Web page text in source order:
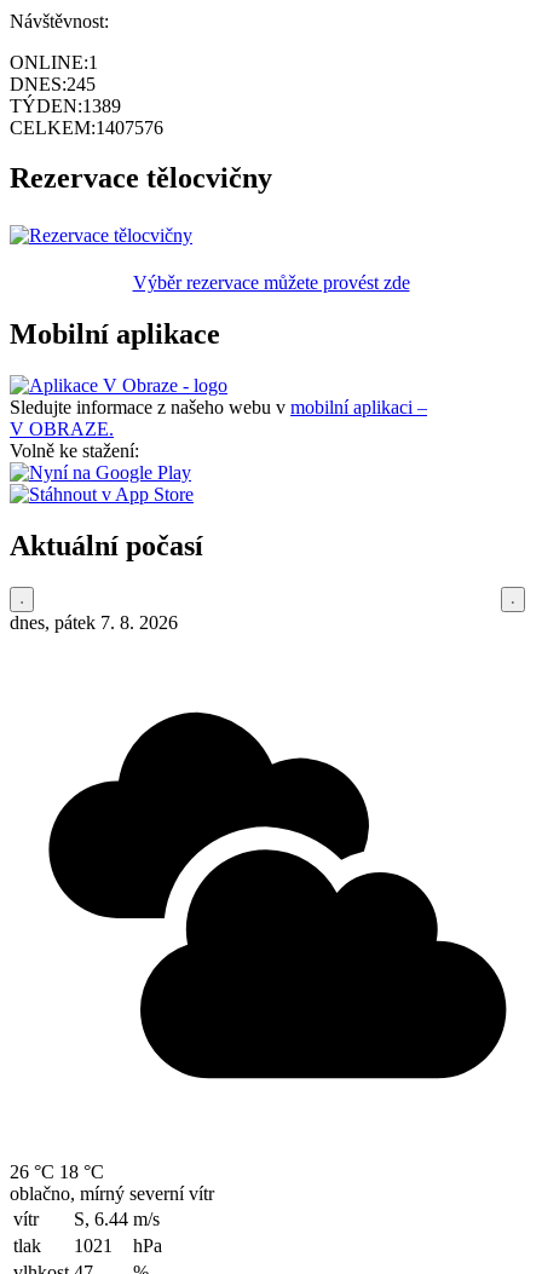
Návštěvnost:
ONLINE:1
DNES:245
TÝDEN:1389
CELKEM:1407576
Rezervace tělocvičny
Výběr rezervace můžete provést zde
Mobilní aplikace
Sledujte informace z našeho webu v mobilní aplikaci –
V OBRAZE.
Volně ke stažení:
Aktuální počasí
dnes, pátek 7. 8. 2026
26 °C 18 °C
oblačno, mírný severní vítr
vítr
S, 6.44 m/s
tlak
1021
hPa